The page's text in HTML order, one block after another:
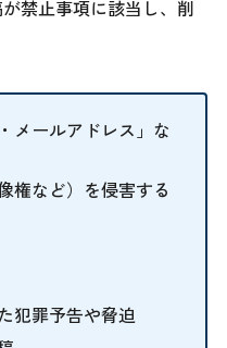
禁止事項に該当し、削
メールアドレス」な
権など）を侵害する
犯罪予告や脅迫